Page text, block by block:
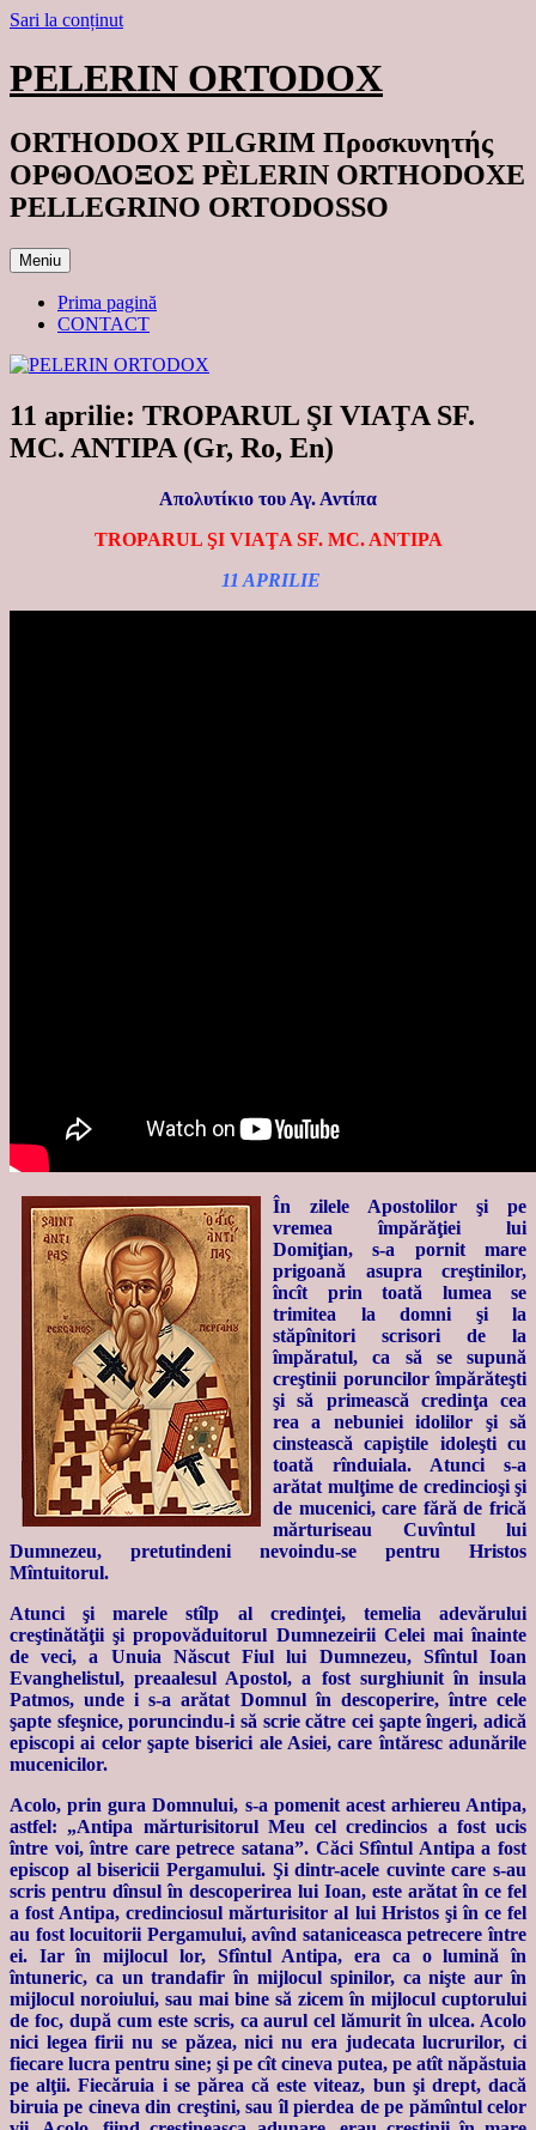
Sari la conținut
PELERIN ORTODOX
ORTHODOX PILGRIM Προσκυνητής
ΟΡΘΟΔΟΞΟΣ PÈLERIN ORTHODOXE
PELLEGRINO ORTODOSSO
Meniu
Prima pagină
CONTACT
11 aprilie: TROPARUL ŞI VIAŢA SF.
MC. ANTIPA (Gr, Ro, En)
Απολυτίκιο του Αγ. Αντίπα
TROPARUL ŞI VIAŢA SF. MC. ANTIPA
11 APRILIE
În zilele Apostolilor şi pe
vremea împărăţiei lui
Domiţian, s-a pornit mare
prigoană asupra creştinilor,
încît prin toată lumea se
trimitea la domni şi la
stăpînitori scrisori de la
împăratul, ca să se supună
creştinii poruncilor împărăteşti
şi să primească credinţa cea
rea a nebuniei idolilor şi să
cinstească capiştile idoleşti cu
toată rînduiala. Atunci s-a
arătat mulţime de credincioşi şi
de mucenici, care fără de frică
mărturiseau Cuvîntul lui
Dumnezeu, pretutindeni nevoindu-se pentru Hristos
Mîntuitorul.
Atunci şi marele stîlp al credinţei, temelia adevărului
creştinătăţii şi propovăduitorul Dumnezeirii Celei mai înainte
de veci, a Unuia Născut Fiul lui Dumnezeu, Sfîntul Ioan
Evanghelistul, preaalesul Apostol, a fost surghiunit în insula
Patmos, unde i s-a arătat Domnul în descoperire, între cele
şapte sfeşnice, poruncindu-i să scrie către cei şapte îngeri, adică
episcopi ai celor şapte biserici ale Asiei, care întăresc adunările
mucenicilor.
Acolo, prin gura Domnului, s-a pomenit acest arhiereu Antipa,
astfel: „Antipa mărturisitorul Meu cel credincios a fost ucis
între voi, între care petrece satana”. Căci Sfîntul Antipa a fost
episcop al bisericii Pergamului. Şi dintr-acele cuvinte care s-au
scris pentru dînsul în descoperirea lui Ioan, este arătat în ce fel
a fost Antipa, credinciosul mărturisitor al lui Hristos şi în ce fel
au fost locuitorii Pergamului, avînd sataniceasca petrecere între
ei. Iar în mijlocul lor, Sfîntul Antipa, era ca o lumină în
întuneric, ca un trandafir în mijlocul spinilor, ca nişte aur în
mijlocul noroiului, sau mai bine să zicem în mijlocul cuptorului
de foc, după cum este scris, ca aurul cel lămurit în ulcea. Acolo
nici legea firii nu se păzea, nici nu era judecata lucrurilor, ci
fiecare lucra pentru sine; şi pe cît cineva putea, pe atît năpăstuia
pe alţii. Fiecăruia i se părea că este viteaz, bun şi drept, dacă
biruia pe cineva din creştini, sau îl pierdea de pe pămîntul celor